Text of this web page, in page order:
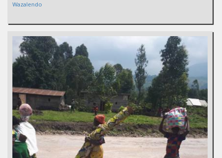
Wazalendo